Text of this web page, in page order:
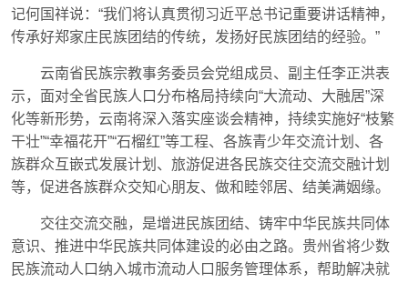
记何国祥说：“我们将认真贯彻习近平总书记重要讲话精神，
传承好郑家庄民族团结的传统，发扬好民族团结的经验。”
云南省民族宗教事务委员会党组成员、副主任李正洪表
示，面对全省民族人口分布格局持续向“大流动、大融居”深
化等新形势，云南将深入落实座谈会精神，持续实施好“枝繁
干壮”“幸福花开”“石榴红”等工程、各族青少年交流计划、各
族群众互嵌式发展计划、旅游促进各民族交往交流交融计划
等，促进各族群众交知心朋友、做和睦邻居、结美满姻缘。
交往交流交融，是增进民族团结、铸牢中华民族共同体
意识、推进中华民族共同体建设的必由之路。贵州省将少数
民族流动人口纳入城市流动人口服务管理体系，帮助解决就